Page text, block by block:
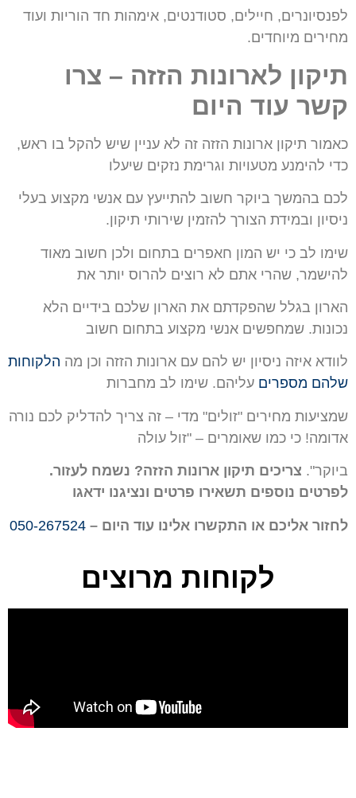
לפנסיונרים, חיילים, סטודנטים, אימהות חד הוריות ועוד
מחירים מיוחדים.
תיקון לארונות הזזה – צרו
קשר עוד היום
כאמור תיקון ארונות הזזה זה לא עניין שיש להקל בו ראש,
כדי להימנע מטעויות וגרימת נזקים שיעלו
לכם בהמשך ביוקר חשוב להתייעץ עם אנשי מקצוע בעלי
ניסיון ובמידת הצורך להזמין שירותי תיקון.
שימו לב כי יש המון חאפרים בתחום ולכן חשוב מאוד
להישמר, שהרי אתם לא רוצים להרוס יותר את
הארון בגלל שהפקדתם את הארון שלכם בידיים הלא
נכונות. שמחפשים אנשי מקצוע בתחום חשוב
לוודא איזה ניסיון יש להם עם ארונות הזזה וכן מה הלקוחות
שלהם מספרים עליהם. שימו לב מחברות
שמציעות מחירים "זולים" מדי – זה צריך להדליק לכם נורה
אדומה! כי כמו שאומרים – "זול עולה
ביוקר". צריכים תיקון ארונות הזזה? נשמח לעזור.
לפרטים נוספים תשאירו פרטים ונציגנו ידאגו
לחזור אליכם או התקשרו אלינו עוד היום – 050-267524
לקוחות מרוצים